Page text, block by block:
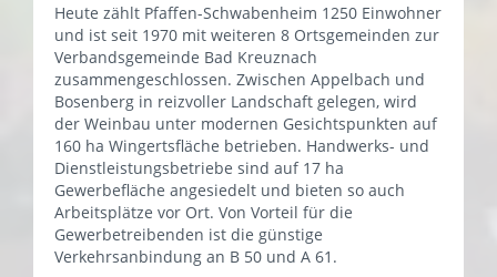
Heute zählt Pfaffen-Schwabenheim 1250 Einwohner
und ist seit 1970 mit weiteren 8 Ortsgemeinden zur
Verbandsgemeinde Bad Kreuznach
zusammengeschlossen. Zwischen Appelbach und
Bosenberg in reizvoller Landschaft gelegen, wird
der Weinbau unter modernen Gesichtspunkten auf
160 ha Wingertsfläche betrieben. Handwerks- und
Dienstleistungsbetriebe sind auf 17 ha
Gewerbefläche angesiedelt und bieten so auch
Arbeitsplätze vor Ort. Von Vorteil für die
Gewerbetreibenden ist die günstige
Verkehrsanbindung an B 50 und A 61.